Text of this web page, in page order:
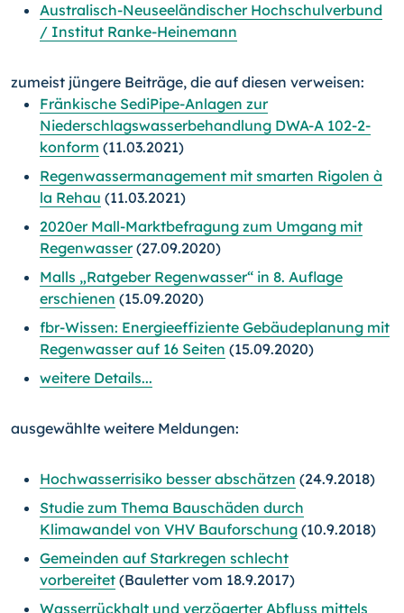
Australisch-Neuseeländischer Hochschulverbund
/ Institut Ranke-Heinemann
zumeist jüngere Beiträge, die auf diesen verweisen:
Fränkische SediPipe-Anlagen zur
Niederschlagswasserbehandlung DWA-A 102-2-
konform (11.03.2021)
Regenwassermanagement mit smarten Rigolen à
la Rehau (11.03.2021)
2020er Mall-Marktbefragung zum Umgang mit
Regenwasser(27.09.2020)
Malls „Ratgeber Regenwasser“ in 8. Auflage
erschienen (15.09.2020)
fbr-Wissen: Energieeffiziente Gebäudeplanung mit
Regenwasser auf 16 Seiten (15.09.2020)
weitere Details...
ausgewählte weitere Meldungen:
Hochwasserrisiko besser abschätzen (24.9.2018)
Studie zum Thema Bauschäden durch
Klimawandel von VHV Bauforschung (10.9.2018)
Gemeinden auf Starkregen schlecht
vorbereitet (Bauletter vom 18.9.2017)
Wasserrückhalt und verzögerter Abfluss mittels